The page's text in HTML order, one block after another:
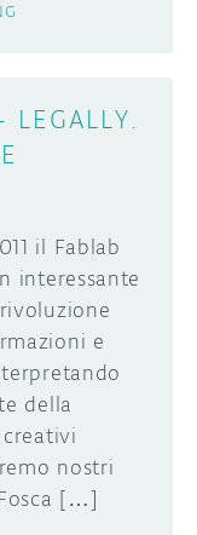
LEGALLY.
il Fablab
interessante
e
della
nostri
[…]